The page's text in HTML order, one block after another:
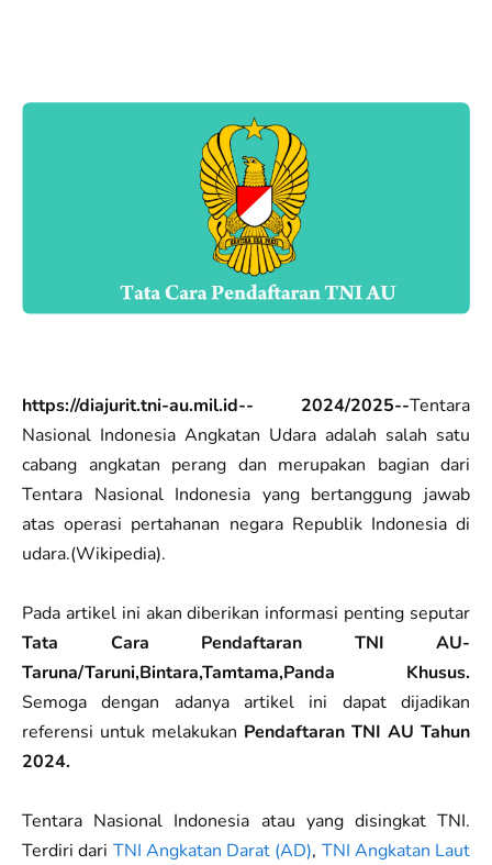
https://diajurit.tni-au.mil.id-- 2024/2025--Tentara
Nasional Indonesia Angkatan Udara adalah salah satu
cabang angkatan perang dan merupakan bagian dari
Tentara Nasional Indonesia yang bertanggung jawab
atas operasi pertahanan negara Republik Indonesia di
udara.(Wikipedia).
Pada artikel ini akan diberikan informasi penting seputar
Tata Cara Pendaftaran TNI AU-
Taruna/Taruni,Bintara,Tamtama,Panda Khusus.
Semoga dengan adanya artikel ini dapat dijadikan
referensi untuk melakukan Pendaftaran TNI AU Tahun
2024.
Tentara Nasional Indonesia atau yang disingkat TNI.
Terdiri dari TNI Angkatan Darat (AD), TNI Angkatan Laut